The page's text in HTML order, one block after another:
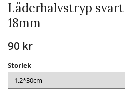
Läderhalvstryp
18mm
90 kr
Storlek